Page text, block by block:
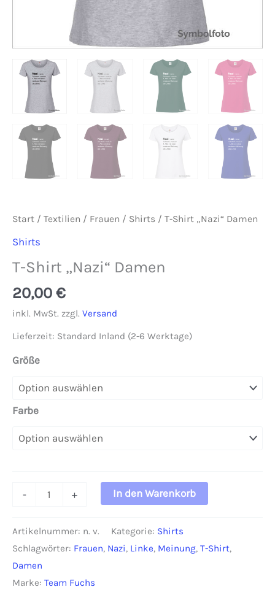
Start / Textilien / Frauen / Shirts / T-Shirt „Nazi“ Damen
Shirts
T-Shirt „Nazi“ Damen
20,00 €
inkl. MwSt. zzgl. Versand
Lieferzeit: Standard Inland (2-6 Werktage)
Größe
Farbe
-
"Nazi"
Damen
+ In den Warenkorb
Artikelnummer: n. v. Kategorie: Shirts
Schlagwörter: Frauen, Nazi, Linke, Meinung, T-Shirt,
Damen
Marke: Team Fuchs